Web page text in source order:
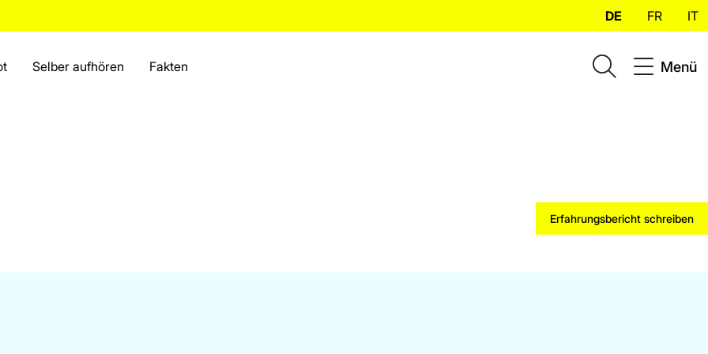
DE FR IT
Selber aufhören Fakten Menü
Erfahrungsbericht schreiben